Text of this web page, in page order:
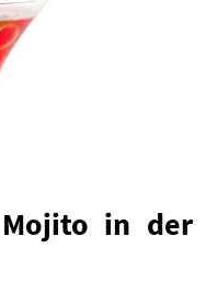
in der